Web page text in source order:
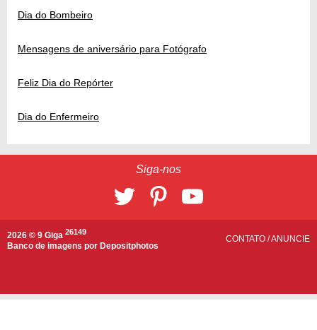
Dia do Bombeiro
Mensagens de aniversário para Fotógrafo
Feliz Dia do Repórter
Dia do Enfermeiro
Siga-nos
2026 © 9 Giga 26149
Banco de imagens por Depositphotos
CONTATO /ANUNCIE